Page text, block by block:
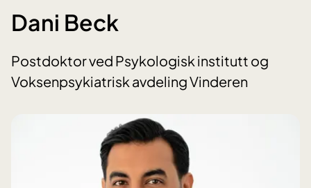
Dani Beck
Postdoktor ved Psykologisk institutt og
Voksenpsykiatrisk avdeling Vinderen